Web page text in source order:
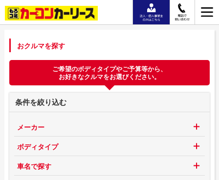
おクルマを探す
ご希望のボディタイプやご予算等から、
お好きなクルマをお選びください。
条件を絞り込む
メーカー
ボディタイプ
車名で探す